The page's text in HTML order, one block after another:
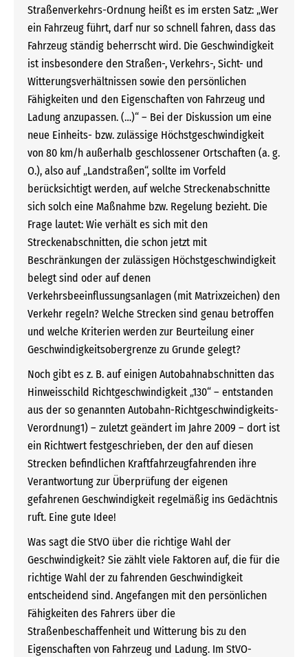
Straßenverkehrs-Ordnung heißt es im ersten Satz: „Wer
ein Fahrzeug führt, darf nur so schnell fahren, dass das
Fahrzeug ständig beherrscht wird. Die Geschwindigkeit
ist insbesondere den Straßen-, Verkehrs-, Sicht- und
Witterungsverhältnissen sowie den persönlichen
Fähigkeiten und den Eigenschaften von Fahrzeug und
Ladung anzupassen. (…)“ – Bei der Diskussion um eine
neue Einheits- bzw. zulässige Höchstgeschwindigkeit
von 80 km/h außerhalb geschlossener Ortschaften (a. g.
O.), also auf „Landstraßen“, sollte im Vorfeld
berücksichtigt werden, auf welche Streckenabschnitte
sich solch eine Maßnahme bzw. Regelung bezieht. Die
Frage lautet: Wie verhält es sich mit den
Streckenabschnitten, die schon jetzt mit
Beschränkungen der zulässigen Höchstgeschwindigkeit
belegt sind oder auf denen
Verkehrsbeeinflussungsanlagen (mit Matrixzeichen) den
Verkehr regeln? Welche Strecken sind genau betroffen
und welche Kriterien werden zur Beurteilung einer
Geschwindigkeitsobergrenze zu Grunde gelegt?
Noch gibt es z. B. auf einigen Autobahnabschnitten das
Hinweisschild Richtgeschwindigkeit „130“ – entstanden
aus der so genannten Autobahn-Richtgeschwindigkeits-
Verordnung1) – zuletzt geändert im Jahre 2009 – dort ist
ein Richtwert festgeschrieben, der den auf diesen
Strecken befindlichen Kraftfahrzeugfahrenden ihre
Verantwortung zur Überprüfung der eigenen
gefahrenen Geschwindigkeit regelmäßig ins Gedächtnis
ruft. Eine gute Idee!
Was sagt die StVO über die richtige Wahl der
Geschwindigkeit? Sie zählt viele Faktoren auf, die für die
richtige Wahl der zu fahrenden Geschwindigkeit
entscheidend sind. Angefangen mit den persönlichen
Fähigkeiten des Fahrers über die
Straßenbeschaffenheit und Witterung bis zu den
Eigenschaften von Fahrzeug und Ladung. Im StVO-